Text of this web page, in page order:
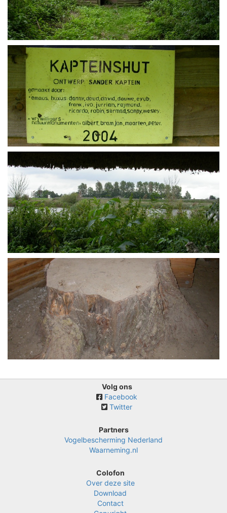
Volg ons
Facebook
Twitter
Partners
Vogelbescherming Nederland
Waarneming.nl
Colofon
Over deze site
Download
Contact